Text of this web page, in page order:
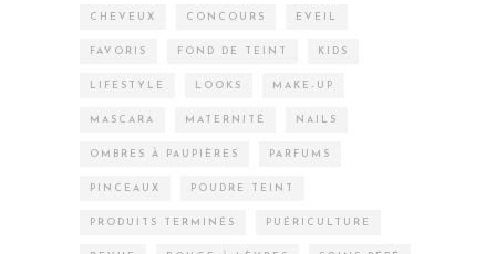
CHEVEUX CONCOURS EVEIL
FAVORIS FOND DE TEINT KIDS
LIFESTYLE LOOKS MAKE-UP
MASCARA MATERNITÉ NAILS
OMBRES À PAUPIÈRES PARFUMS
PINCEAUX POUDRE TEINT
PRODUITS TERMINÉS PUÉRICULTURE